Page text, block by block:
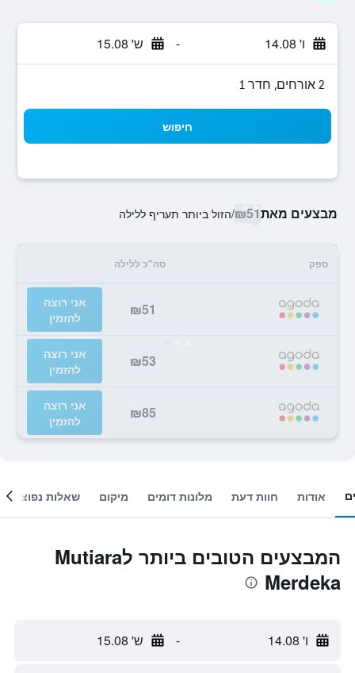
ו' 14.08 - ש' 15.08
2 אורחים, חדר 1
חיפוש
מבצעים מאת₪51
/הזול ביותר תעריף ללילה
ספק סה"כ ללילה
₪51
אני רוצה
להזמין
₪53
אני רוצה
להזמין
₪85
אני רוצה
להזמין
אודות חוות דעת מלונות דומים מיקום שאלות נפוצות
המבצעים הטובים ביותר לMutiara
Merdeka
ו' 14.08 - ש' 15.08